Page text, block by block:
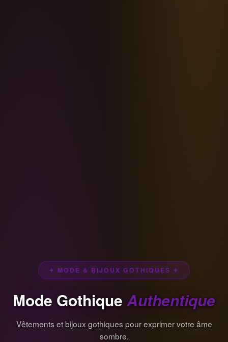
✦ MODE & BIJOUX GOTHIQUES ✦
Mode Gothique Authentique
Vêtements et bijoux gothiques pour exprimer votre âme
sombre.